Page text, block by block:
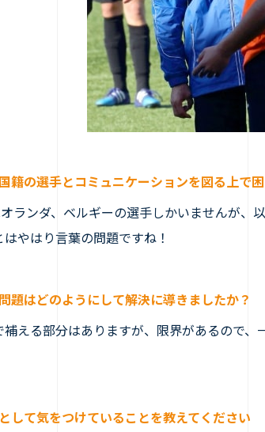
籍の選手とコミュニケーションを図る上で
ランダ、ベルギーの選手しかいませんが
やはり言葉の問題ですね！
題はどのようにして解決に導きましたか？
える部分はありますが、限界があるので
して気をつけていることを教えてください